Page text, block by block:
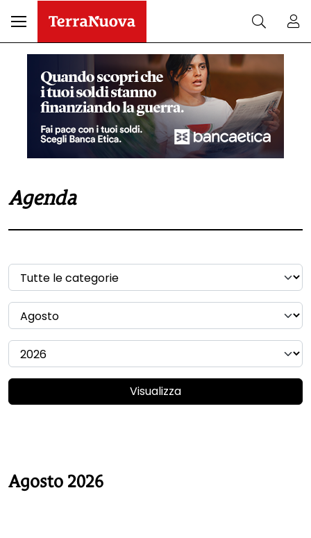
Agenda
Visualizza
Agosto 2026